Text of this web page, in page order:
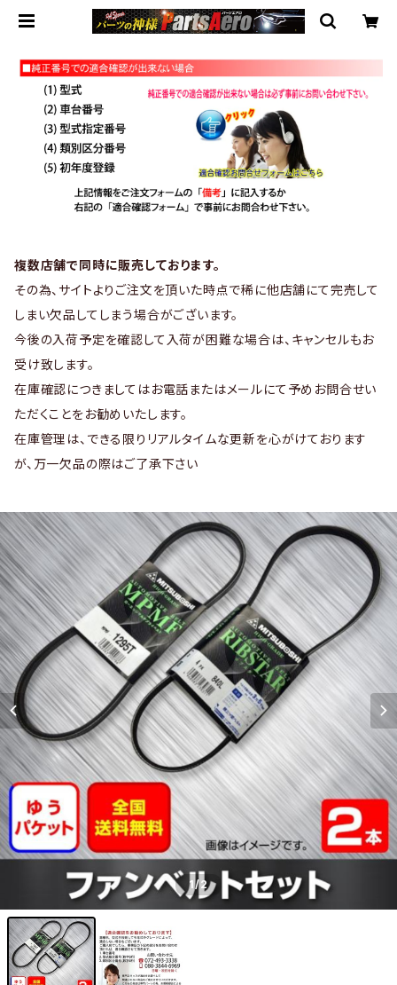
複数店舗で同時に販売しております。
その為、サイトよりご注文を頂いた時点で稀に他店舗にて完売して
しまい欠品してしまう場合がございます。
今後の入荷予定を確認して入荷が困難な場合は、キャンセルもお
受け致します。
在庫確認につきましてはお電話またはメールにて予めお問合せい
ただくことをお勧めいたします。
在庫管理は、できる限りリアルタイムな更新を心がけております
が、万一欠品の際はご了承下さい
1/2